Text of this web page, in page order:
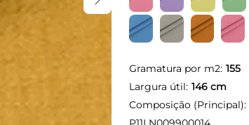
Gramatura por m2: 155
Largura útil: 146cm
Composição (Principal):